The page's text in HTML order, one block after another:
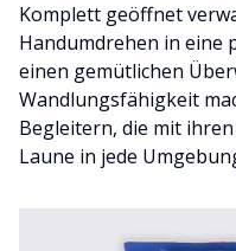
Komplett geöffnet
Handumdrehen in eine
einen gemütlichen
Wandlungsfähigkeit
Begleitern, die mit
Laune in jede